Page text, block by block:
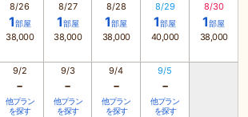
8/26
1部屋
38,000
8/27
1部屋
38,000
8/28
1部屋
38,000
8/29
1部屋
40,000
8/30
1部屋
38,000
9/2
-
他プラン
を探す
9/3
-
他プラン
を探す
9/4
-
他プラン
を探す
9/5
-
他プラン
を探す